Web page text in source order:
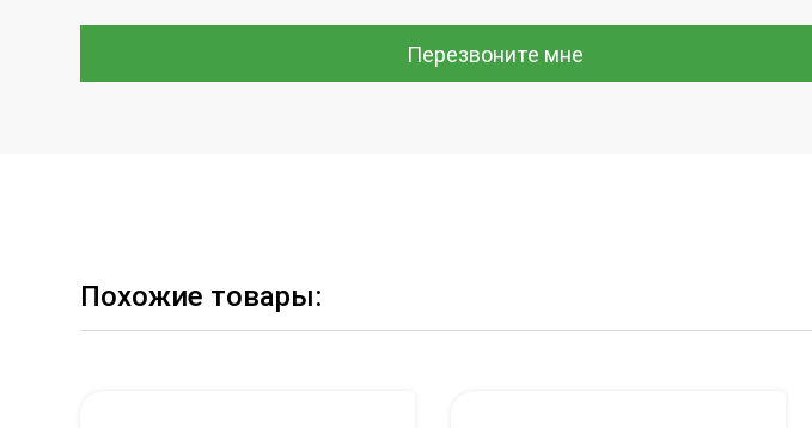
Перезвоните мне
Похожие товары: